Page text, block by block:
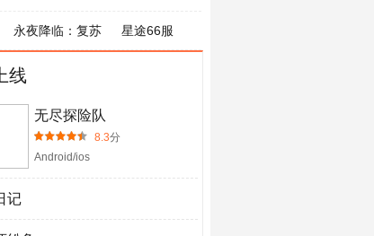
永夜降临：复苏 星途66服
线
无尽探险队
8.3分
Android/ios
记